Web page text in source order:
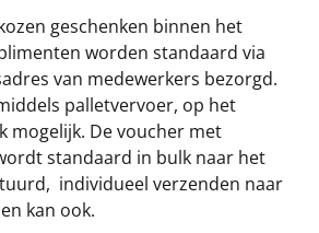
geschenken binnen het
worden standaard via
van medewerkers bezorgd.
palletvervoer, op het
mogelijk. De voucher met
standaard in bulk naar het
individueel verzenden naar
kan ook.